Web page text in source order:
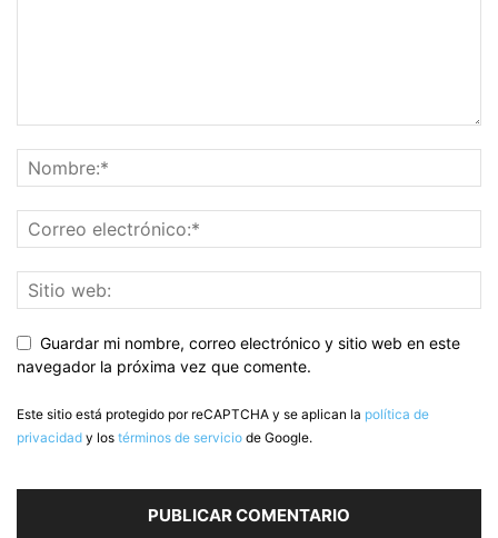
Guardar mi nombre, correo electrónico y sitio web en este
navegador la próxima vez que comente.
Este sitio está protegido por reCAPTCHA y se aplican la política de
privacidad y los términos de servicio de Google.